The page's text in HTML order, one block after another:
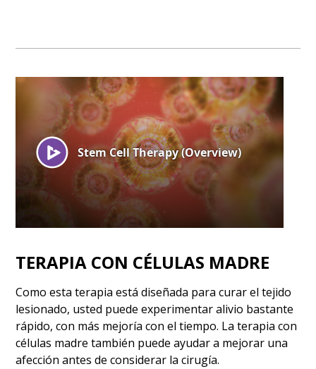
TERAPIA CON CÉLULAS MADRE
Como esta terapia está diseñada para curar el tejido
lesionado, usted puede experimentar alivio bastante
rápido, con más mejoría con el tiempo. La terapia con
células madre también puede ayudar a mejorar una
afección antes de considerar la cirugía.